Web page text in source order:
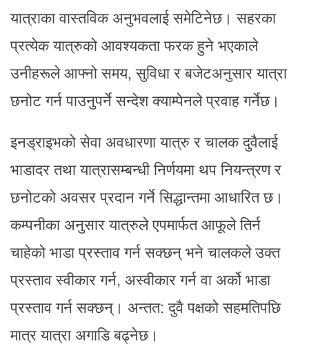
यात्राका वास्तविक अनुभवलाई समेटिनेछ। सहरका
प्रत्येक यात्रुको आवश्यकता फरक हुने भएकाले
उनीहरूले आफ्नो समय, सुविधा र बजेटअनुसार यात्रा
छनोट गर्न पाउनुपर्ने सन्देश क्याम्पेनले प्रवाह गर्नेछ।
इनड्राइभको सेवा अवधारणा यात्रु र चालक दुवैलाई
भाडादर तथा यात्रासम्बन्धी निर्णयमा थप नियन्त्रण र
छनोटको अवसर प्रदान गर्ने सिद्धान्तमा आधारित छ।
कम्पनीका अनुसार यात्रुले एपमार्फत आफूले तिर्न
चाहेको भाडा प्रस्ताव गर्न सक्छन् भने चालकले उक्त
प्रस्ताव स्वीकार गर्न, अस्वीकार गर्न वा अर्को भाडा
प्रस्ताव गर्न सक्छन्। अन्तत: दुवै पक्षको सहमतिपछि
मात्र यात्रा अगाडि बढ्नेछ।